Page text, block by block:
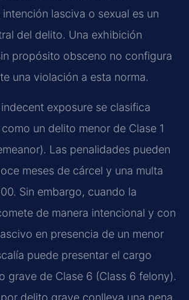
lasciva o sexual es un
del delito. Una exhibición
propósito obsceno no configura
una violación a esta norma.
exposure se clasifica
un delito menor de Clase 1
Las penalidades pueden
meses de cárcel y una multa
Sin embargo, cuando la
de manera intencional y con
en presencia de un menor
puede presentar el cargo
grave de Clase 6 (Class 6 felony).
delito grave conlleva una pena